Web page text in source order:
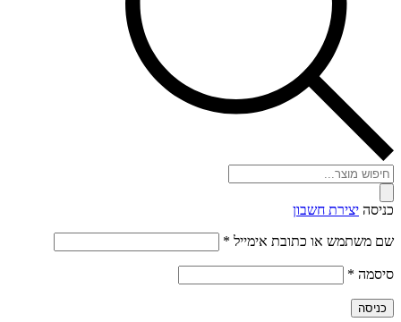
Products
search
כניסה יצירת חשבון
שם משתמש או כתובת אימייל *
סיסמה *
כניסה